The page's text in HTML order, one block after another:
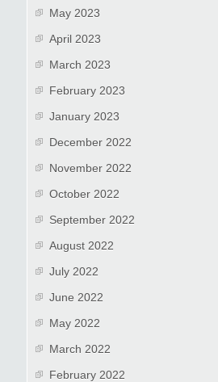
May 2023
April 2023
March 2023
February 2023
January 2023
December 2022
November 2022
October 2022
September 2022
August 2022
July 2022
June 2022
May 2022
March 2022
February 2022